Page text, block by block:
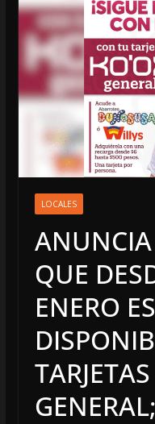
LOCALES
ANUNCIA
QUE
ENERO